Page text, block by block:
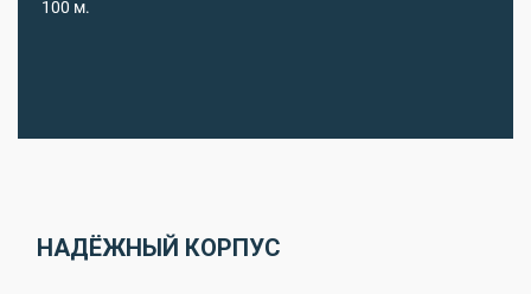
100 м.
НАДЁЖНЫЙ КОРПУС